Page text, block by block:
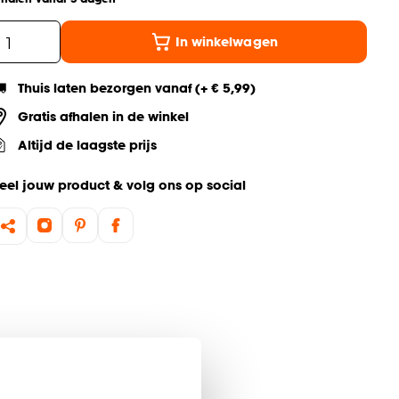
In winkelwagen
Thuis laten bezorgen vanaf (+ € 5,99)
Gratis afhalen in de winkel
Altijd de laagste prijs
jouw product & volg ons op social